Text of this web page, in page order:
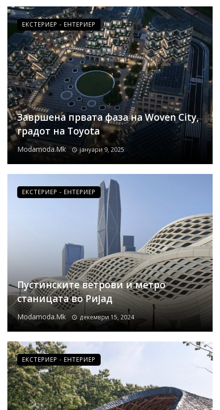
Завршена првата фаза на Wоven City,
градот на Toyota
Modamoda.mk јануари 9, 2025
ЕКСТЕРИЕР - ЕНТЕРИЕР
Пустинските ветрови и метро
станицата во Ријад
Modamoda.mk декември 15, 2024
ЕКСТЕРИЕР - ЕНТЕРИЕР
ЕКСТЕРИЕР - ЕНТЕРИЕР